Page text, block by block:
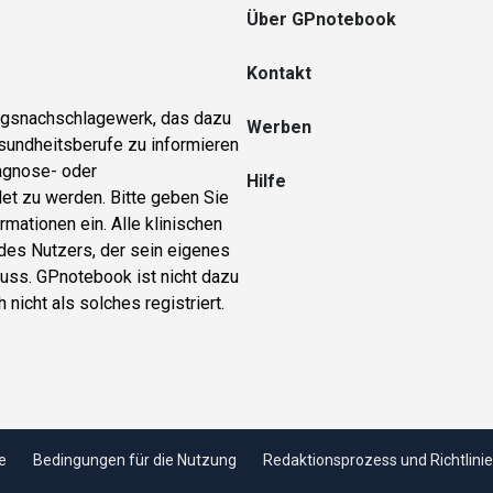
das dazu
zu informieren
oder
zu werden. Bitte geben Sie
ein. Alle klinischen
Nutzers, der sein eigenes
GPnotebook ist nicht dazu
nicht als solches registriert.
Über GPnotebook
Kontakt
Werben
Hilfe
Bedingungen für die Nutzung Redaktionsprozess und